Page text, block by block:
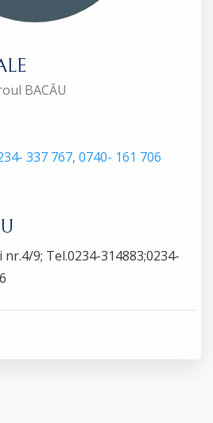
BACĂU
337 767, 0740- 161 706
9; Tel.0234-314883;0234-